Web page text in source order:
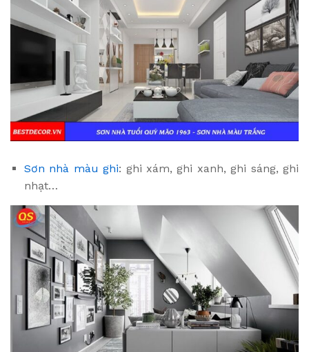
Sơn nhà màu ghi: ghi xám, ghi xanh, ghi sáng, ghi
nhạt…